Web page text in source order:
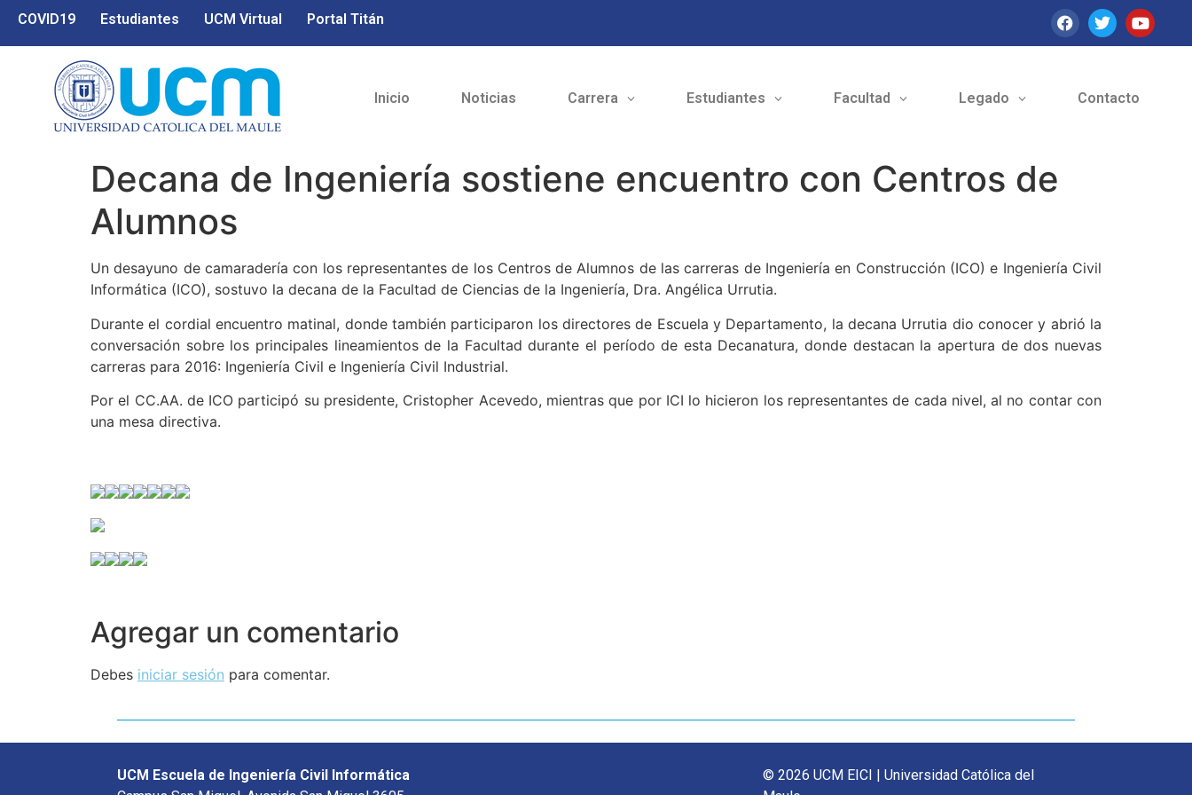
COVID19 Estudiantes UCM Virtual Portal Titán
Inicio Noticias Carrera Estudiantes Facultad Legado Contacto
Decana de Ingeniería sostiene encuentro con Centros de
Alumnos
Un desayuno de camaradería con los representantes de los Centros de Alumnos de las carreras de Ingeniería en Construcción (ICO) e Ingeniería Civil
Informática (ICO), sostuvo la decana de la Facultad de Ciencias de la Ingeniería, Dra. Angélica Urrutia.
Durante el cordial encuentro matinal, donde también participaron los directores de Escuela y Departamento, la decana Urrutia dio conocer y abrió la
conversación sobre los principales lineamientos de la Facultad durante el período de esta Decanatura, donde destacan la apertura de dos nuevas
carreras para 2016: Ingeniería Civil e Ingeniería Civil Industrial.
Por el CC.AA. de ICO participó su presidente, Cristopher Acevedo, mientras que por ICI lo hicieron los representantes de cada nivel, al no contar con
una mesa directiva.
Agregar un comentario
Debes iniciar sesión para comentar.
UCM Escuela de Ingeniería Civil Informática
© 2026 UCM EICI | Universidad Católica del